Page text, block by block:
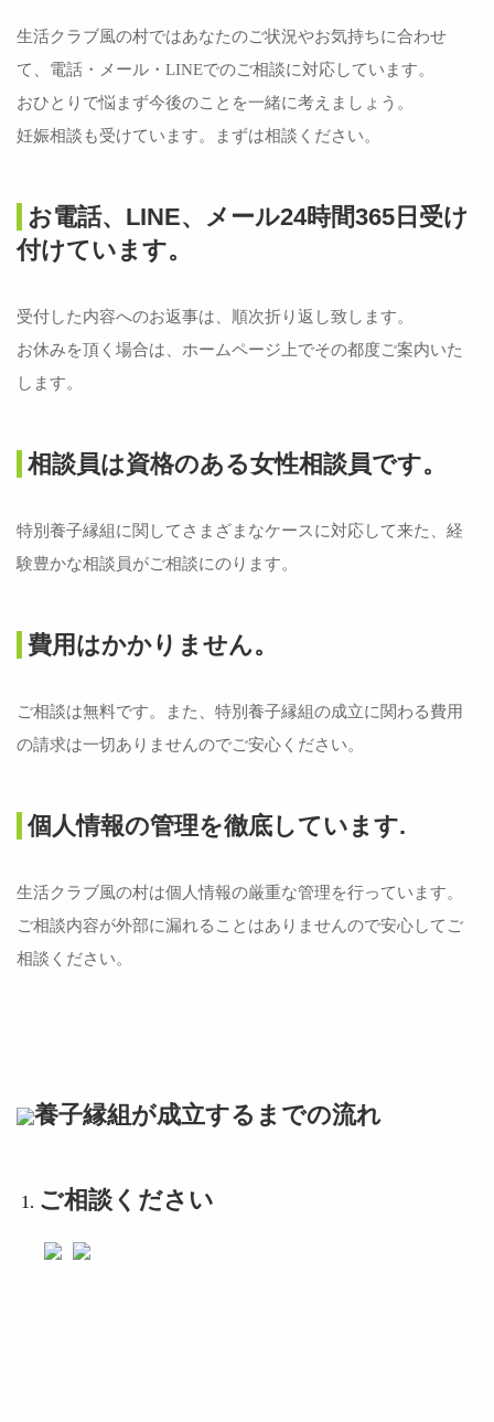
生活クラブ風の村ではあなたのご状況やお気持ちに合わせ
て、電話・メール・LINEでのご相談に対応しています。
おひとりで悩まず今後のことを一緒に考えましょう。
妊娠相談も受けています。まずは相談ください。
お電話、LINE、メール24時間365日受け
付けています。
受付した内容へのお返事は、順次折り返し致します。
お休みを頂く場合は、ホームページ上でその都度ご案内いた
します。
相談員は資格のある女性相談員です。
特別養子縁組に関してさまざまなケースに対応して来た、経
験豊かな相談員がご相談にのります。
費用はかかりません。
ご相談は無料です。また、特別養子縁組の成立に関わる費用
の請求は一切ありませんのでご安心ください。
個人情報の管理を徹底しています.
生活クラブ風の村は個人情報の厳重な管理を行っています。
ご相談内容が外部に漏れることはありませんので安心してご
相談ください。
養子縁組が成立するまでの流れ
ご相談ください